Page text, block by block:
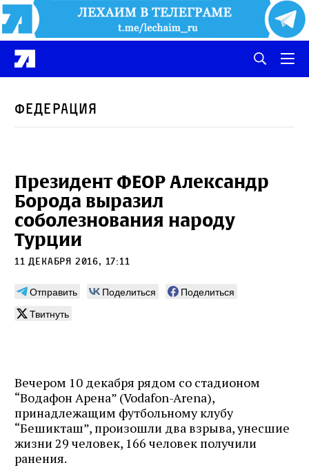
Федерация
Президент ФЕОР Александр
Борода выразил
соболезнования народу
Турции
11 декабря 2016, 17:11
Отправить Поделиться
Поделиться
Твитнуть
Вечером 10 декабря рядом со стадионом
“Водафон Арена” (Vodafon-Arena),
принадлежащим футбольному клубу
“Бешикташ”, произошли два взрыва, унесшие
жизни 29 человек, 166 человек получили
ранения.